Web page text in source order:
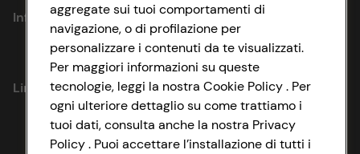
Informazioni
Privacy Policy
Cookie Policy
Impostazioni Cookie
Link utili
Lavora con noi
aggregate sui tuoi comportamenti di
navigazione, o di profilazione per
personalizzare i contenuti da te visualizzati.
Per maggiori informazioni su queste
tecnologie, leggi la nostra Cookie Policy . Per
ogni ulteriore dettaglio su come trattiamo i
tuoi dati, consulta anche la nostra Privacy
Policy . Puoi accettare l’installazione di tutti i